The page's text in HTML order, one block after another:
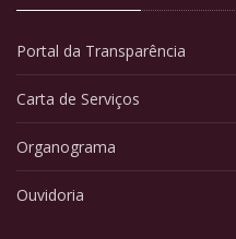
Portal da Transparência
Carta de Serviços
Organograma
Ouvidoria